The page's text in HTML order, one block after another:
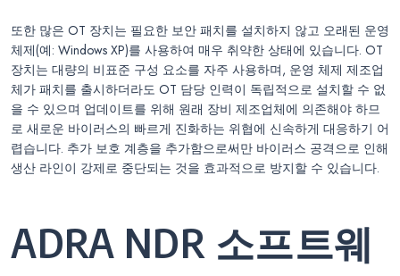
또한 많은 OT 장치는 필요한 보안 패치를 설치하지 않고 오래된 운영
체제(예: Windows XP)를 사용하여 매우 취약한 상태에 있습니다. OT
장치는 대량의 비표준 구성 요소를 자주 사용하며, 운영 체제 제조업
체가 패치를 출시하더라도 OT 담당 인력이 독립적으로 설치할 수 없
을 수 있으며 업데이트를 위해 원래 장비 제조업체에 의존해야 하므
로 새로운 바이러스의 빠르게 진화하는 위협에 신속하게 대응하기 어
렵습니다. 추가 보호 계층을 추가함으로써만 바이러스 공격으로 인해
생산 라인이 강제로 중단되는 것을 효과적으로 방지할 수 있습니다.
ADRA NDR 소프트웨